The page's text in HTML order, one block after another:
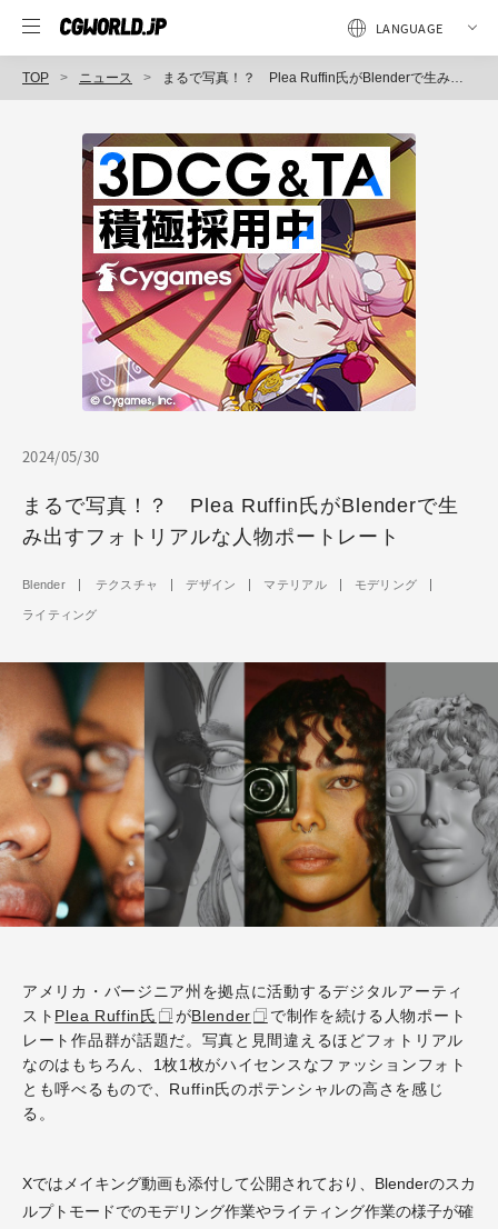
TOP ニュース まるで写真！？ Plea Ruffin氏がBlenderで生み出すフォトリアルな人物ポートレート
2024/05/30
まるで写真！？ Plea Ruffin氏がBlenderで生
み出すフォトリアルな人物ポートレート
Blender テクスチャ デザイン マテリアル モデリング
ライティング
アメリカ・バージニア州を拠点に活動するデジタルアーティ
スト Plea Ruffin氏 がBlender
で制作を続ける人物ポート
レート作品群が話題だ。写真と見間違えるほどフォトリアル
なのはもちろん、1枚1枚がハイセンスなファッションフォト
とも呼べるもので、Ruffin氏のポテンシャルの高さを感じ
る。
Xではメイキング動画も添付して公開されており、Blenderのスカ
ルプトモードでのモデリング作業やライティング作業の様子が確